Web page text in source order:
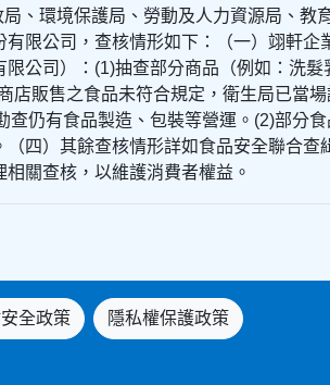
、環境保護局、勞動及人力資源局、教
限公司，查核情形如下：（一）翊軒企
公司）：(1)抽查部分商品（例如：洗
販售之食品未符合規定，衛生局已當
仍有食品製造、包裝等營運。(2)部分
四）其餘查核情形詳如食品安全聯合
關查核，以維護消費者權益。
全政策 隱私權保護政策